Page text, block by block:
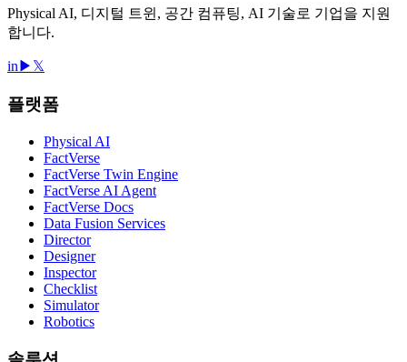
Physical AI, 디지털 트윈, 공간 컴퓨팅, AI 기술로 기업을 지원
합니다.
in ▶ 𝕏
플랫폼
Physical AI
FactVerse
FactVerse Twin Engine
FactVerse AI Agent
FactVerse Docs
Data Fusion Services
Director
Designer
Inspector
Checklist
Simulator
Robotics